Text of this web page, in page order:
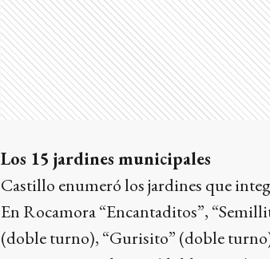
Los 15 jardines municipales
Castillo enumeró los jardines que
En Rocamora “Encantaditos”,
(doble turno), “Gurisito” (doble